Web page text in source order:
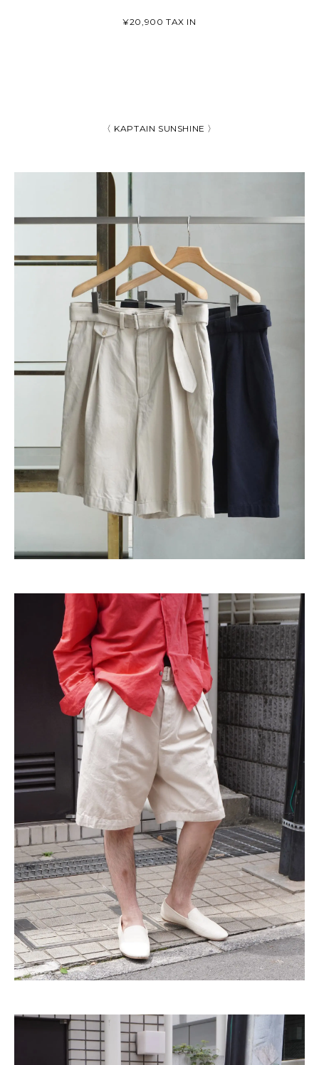
¥20,900 TAX IN
〈 KAPTAIN SUNSHINE 〉